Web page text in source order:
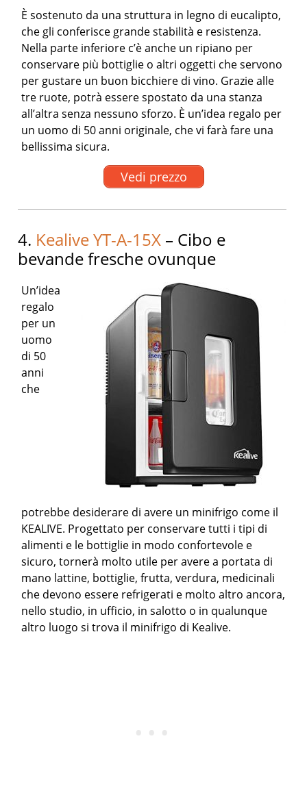
È sostenuto da una struttura in legno di eucalipto,
che gli conferisce grande stabilità e resistenza.
Nella parte inferiore c’è anche un ripiano per
conservare più bottiglie o altri oggetti che servono
per gustare un buon bicchiere di vino. Grazie alle
tre ruote, potrà essere spostato da una stanza
all’altra senza nessuno sforzo. È un’idea regalo per
un uomo di 50 anni originale, che vi farà fare una
bellissima sicura.
Vedi prezzo
4. Kealive YT-A-15X – Cibo e
bevande fresche ovunque
Un’idea
regalo
per un
uomo
di 50
anni
che
potrebbe desiderare di avere un minifrigo come il
KEALIVE. Progettato per conservare tutti i tipi di
alimenti e le bottiglie in modo confortevole e
sicuro, tornerà molto utile per avere a portata di
mano lattine, bottiglie, frutta, verdura, medicinali
che devono essere refrigerati e molto altro ancora,
nello studio, in ufficio, in salotto o in qualunque
altro luogo si trova il minifrigo di Kealive.